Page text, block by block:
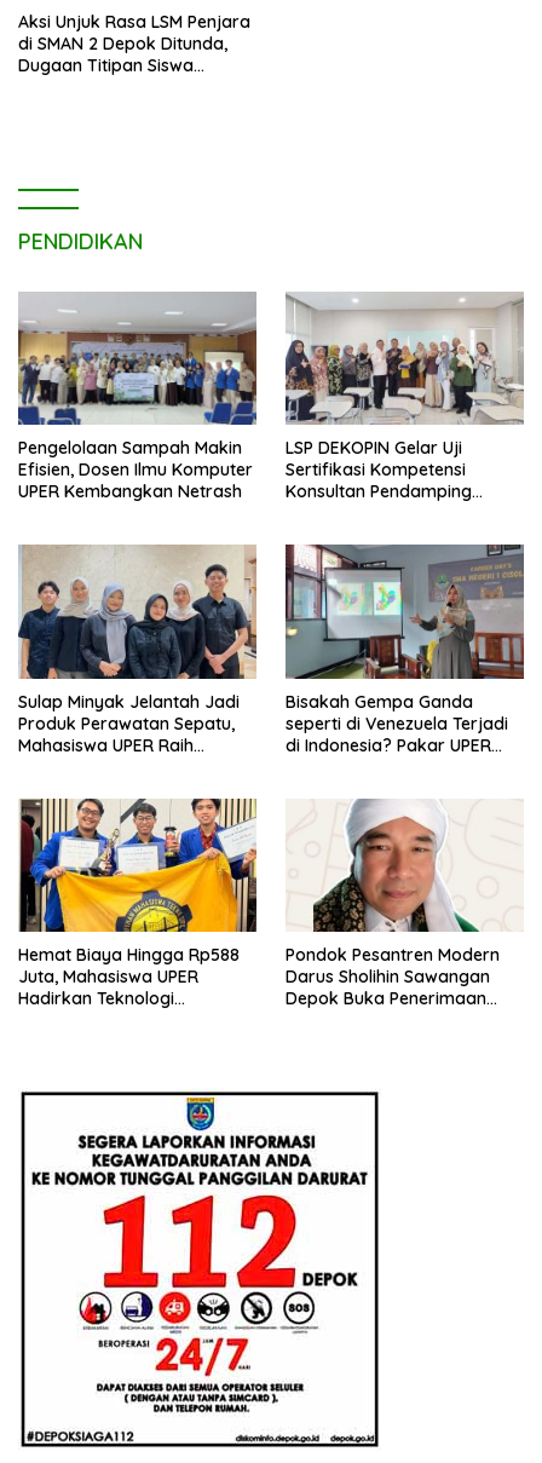
Aksi Unjuk Rasa LSM Penjara
di SMAN 2 Depok Ditunda,
Dugaan Titipan Siswa
PENDIDIKAN
Pengelolaan Sampah Makin
Efisien, Dosen Ilmu Komputer
UPER Kembangkan Netrash
LSP DEKOPIN Gelar Uji
Sertifikasi Kompetensi
Konsultan Pendamping
Sulap Minyak Jelantah Jadi
Produk Perawatan Sepatu,
Mahasiswa UPER Raih
Bisakah Gempa Ganda
seperti di Venezuela Terjadi
di Indonesia? Pakar UPER
Hemat Biaya Hingga Rp588
Juta, Mahasiswa UPER
Hadirkan Teknologi
Pondok Pesantren Modern
Darus Sholihin Sawangan
Depok Buka Penerimaan